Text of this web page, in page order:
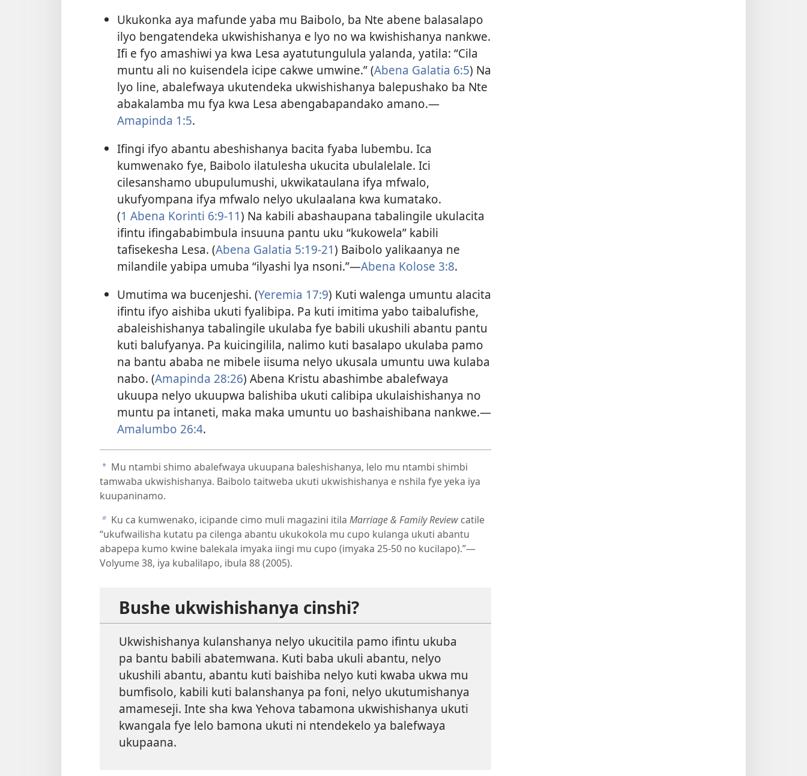
Ukukonka aya mafunde yaba mu Baibolo, ba Nte abene balasalapo
ilyo bengatendeka ukwishishanya e lyo no wa kwishishanya nankwe.
Ifi e fyo amashiwi ya kwa Lesa ayatutungulula yalanda, yatila: “Cila
muntu ali no kuisendela icipe cakwe umwine.” (Abena Galatia 6:5) Na
lyo line, abalefwaya ukutendeka ukwishishanya balepushako ba Nte
abakalamba mu fya kwa Lesa abengabapandako amano.—
Amapinda 1:5.
Ifingi ifyo abantu abeshishanya bacita fyaba lubembu. Ica
kumwenako fye, Baibolo ilatulesha ukucita ubulalelale. Ici
cilesanshamo ubupulumushi, ukwikataulana ifya mfwalo,
ukufyompana ifya mfwalo nelyo ukulaalana kwa kumatako.
(1 Abena Korinti 6:9-11) Na kabili abashaupana tabalingile ukulacita
ifintu ifingababimbula insuuna pantu uku “kukowela” kabili
tafisekesha Lesa. (Abena Galatia 5:19-21) Baibolo yalikaanya ne
milandile yabipa umuba “ilyashi lya nsoni.”—Abena Kolose 3:8.
Umutima wa bucenjeshi. (Yeremia 17:9) Kuti walenga umuntu alacita
ifintu ifyo aishiba ukuti fyalibipa. Pa kuti imitima yabo taibalufishe,
abaleishishanya tabalingile ukulaba fye babili ukushili abantu pantu
kuti balufyanya. Pa kuicingilila, nalimo kuti basalapo ukulaba pamo
na bantu ababa ne mibele iisuma nelyo ukusala umuntu uwa kulaba
nabo. (Amapinda 28:26) Abena Kristu abashimbe abalefwaya
ukuupa nelyo ukuupwa balishiba ukuti calibipa ukulaishishanya no
muntu pa intaneti, maka maka umuntu uo bashaishibana nankwe.—
Amalumbo 26:4.
a Mu ntambi shimo abalefwaya ukuupana baleshishanya, lelo mu ntambi shimbi
tamwaba ukwishishanya. Baibolo taitweba ukuti ukwishishanya e nshila fye yeka iya
kuupaninamo.
b Ku ca kumwenako, icipande cimo muli magazini itila Marriage & Family Review catile
“ukufwailisha kutatu pa cilenga abantu ukukokola mu cupo kulanga ukuti abantu
abapepa kumo kwine balekala imyaka iingi mu cupo (imyaka 25-​50 no kucilapo).”​—
Volyume 38, iya kubalilapo, ibula 88 (2005).
Bushe ukwishishanya cinshi?
Ukwishishanya kulanshanya nelyo ukucitila pamo ifintu ukuba
pa bantu babili abatemwana. Kuti baba ukuli abantu, nelyo
ukushili abantu, abantu kuti baishiba nelyo kuti kwaba ukwa mu
bumfisolo, kabili kuti balanshanya pa foni, nelyo ukutumishanya
amameseji. Inte sha kwa Yehova tabamona ukwishishanya ukuti
kwangala fye lelo bamona ukuti ni ntendekelo ya balefwaya
ukupaana.